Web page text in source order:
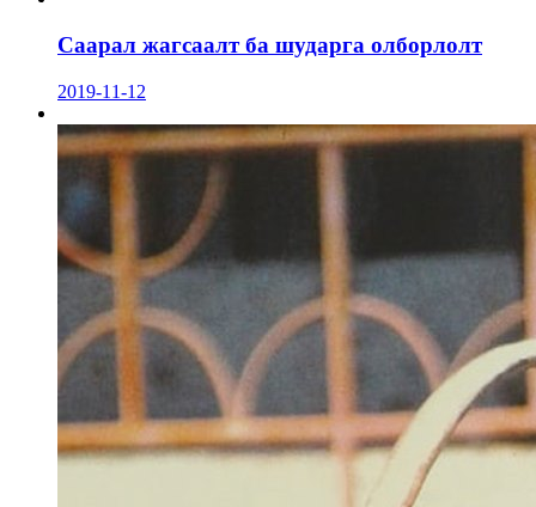
Саарал жагсаалт ба шударга олборлолт
2019-11-12